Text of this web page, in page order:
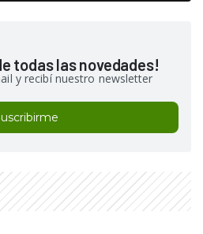
todas las novedades!
y recibí nuestro newsletter